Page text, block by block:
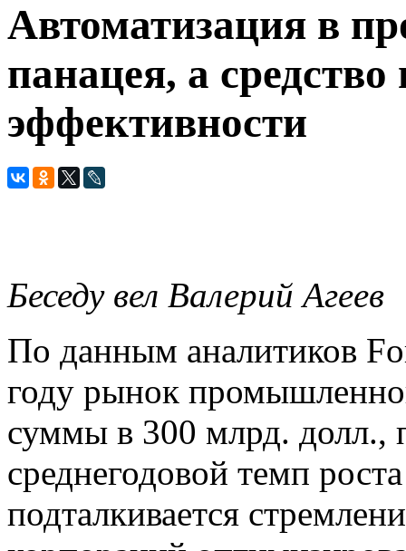
Автоматизация в
панацея, а
эффективности
Беседу вел Валерий Агеев
По данным аналитиков
году рынок
суммы в 300 млрд. долл.,
среднегодовой темп
подталкивается